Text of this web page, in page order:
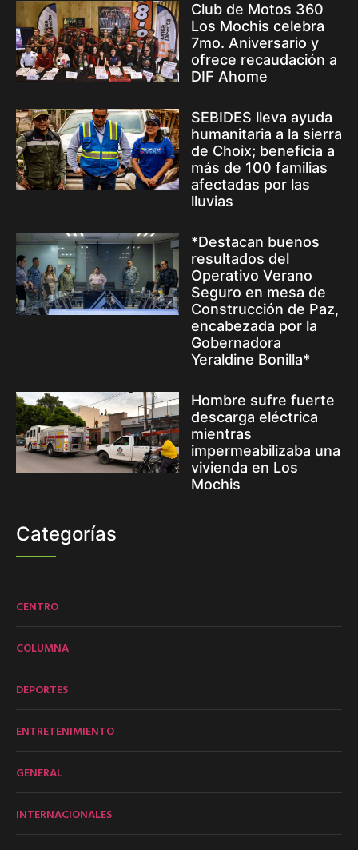
Club de Motos 360
Los Mochis celebra
7mo. Aniversario y
ofrece recaudación a
DIF Ahome
SEBIDES lleva ayuda
humanitaria a la sierra
de Choix; beneficia a
más de 100 familias
afectadas por las
lluvias
*Destacan buenos
resultados del
Operativo Verano
Seguro en mesa de
Construcción de Paz,
encabezada por la
Gobernadora
Yeraldine Bonilla*
Hombre sufre fuerte
descarga eléctrica
mientras
impermeabilizaba una
vivienda en Los
Mochis
Categorías
CENTRO
COLUMNA
DEPORTES
ENTRETENIMIENTO
GENERAL
INTERNACIONALES